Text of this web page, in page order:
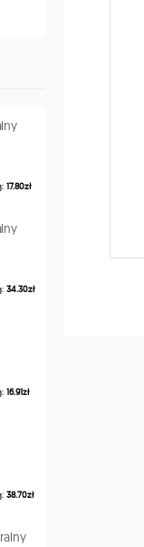
17.80zł
34.30zł
16.91zł
38.70zł